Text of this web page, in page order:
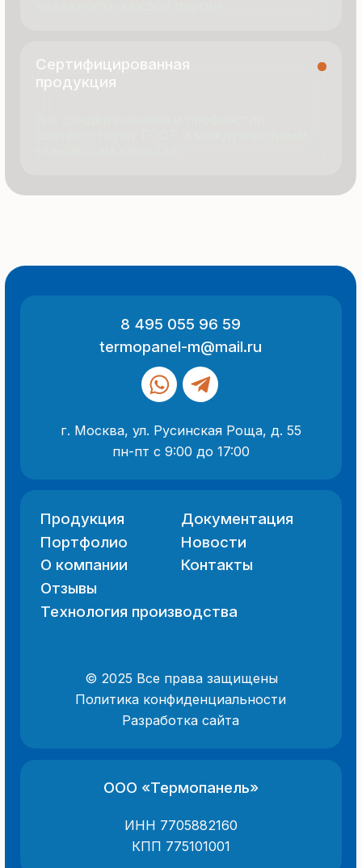
Технология производства
Отзывы
О компании
Все указанные на сайте цены
и информация носят информационный
характер и не являются публичной
офертой (ст. 437 ГК РФ).
ИНН 7705882160